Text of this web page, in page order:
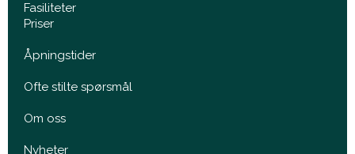
Fasiliteter
Priser
Åpningstider
Ofte stilte spørsmål
Om oss
Nyheter